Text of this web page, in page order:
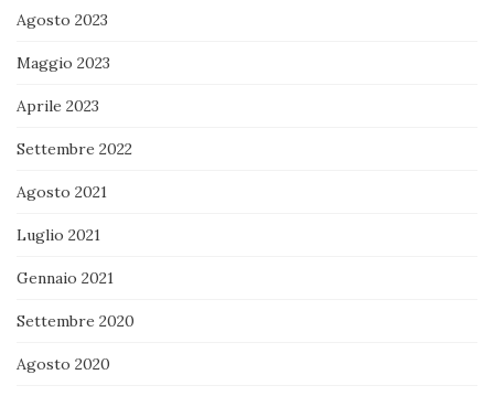
Agosto 2023
Maggio 2023
Aprile 2023
Settembre 2022
Agosto 2021
Luglio 2021
Gennaio 2021
Settembre 2020
Agosto 2020